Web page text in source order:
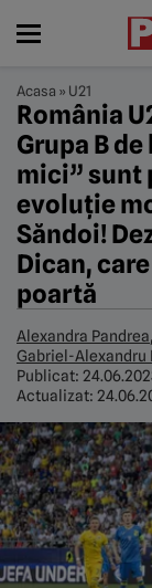
Acasa » U21
România
Grupa B
mici” sunt
evoluție
Săndoi!
Dican,
poartă
Alexandra Pandrea,
Gabriel-Alexandru
Publicat:
Actualizat: